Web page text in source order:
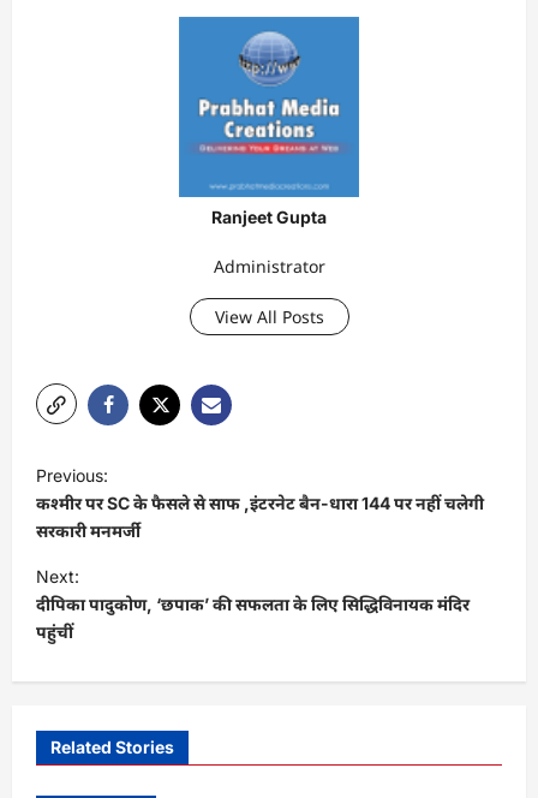
Ranjeet Gupta
Administrator
View All Posts
o
s
t
n
a
v
g
Previous:
कश्मीर पर SC के फैसले से साफ ,इंटरनेट बैन-धारा 144 पर नहीं चलेगी
सरकारी मनमर्जी
Next:
दीपिका पादुकोण, ‘छपाक’ की सफलता के लिए सिद्धिविनायक मंदिर
पहुंचीं
Related Stories